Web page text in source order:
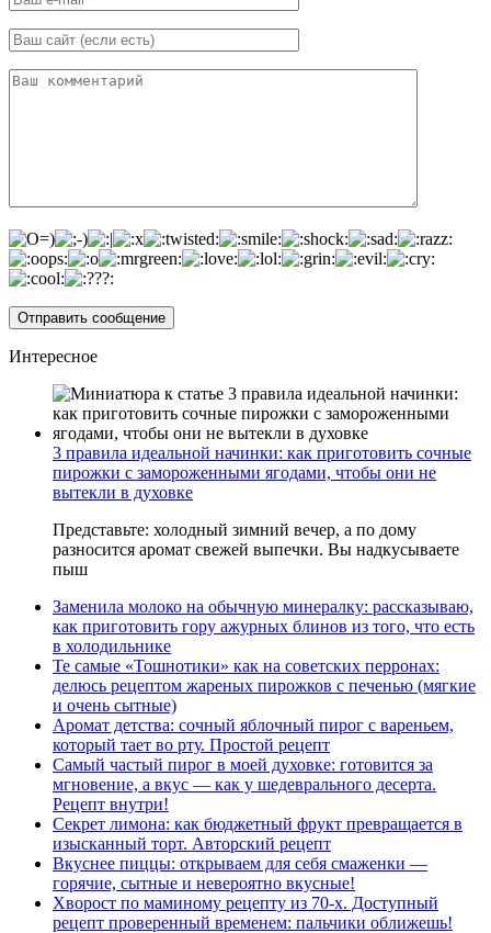
Интересное
3 правила идеальной начинки: как приготовить сочные
пирожки с замороженными ягодами, чтобы они не
вытекли в духовке
Представьте: холодный зимний вечер, а по дому
разносится аромат свежей выпечки. Вы надкусываете
пыш
Заменила молоко на обычную минералку: рассказываю,
как приготовить гору ажурных блинов из того, что есть
в холодильнике
Те самые «Тошнотики» как на советских перронах:
делюсь рецептом жареных пирожков с печенью (мягкие
и очень сытные)
Аромат детства: сочный яблочный пирог с вареньем,
который тает во рту. Простой рецепт
Самый частый пирог в моей духовке: готовится за
мгновение, а вкус — как у шедеврального десерта.
Рецепт внутри!
Секрет лимона: как бюджетный фрукт превращается в
изысканный торт. Авторский рецепт
Вкуснее пиццы: открываем для себя смаженки —
горячие, сытные и невероятно вкусные!
Хворост по маминому рецепту из 70-х. Доступный
рецепт проверенный временем: пальчики оближешь!